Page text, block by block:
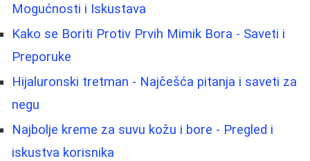
Mogućnosti i Iskustava
Kako se Boriti Protiv Prvih Mimik Bora - Saveti i
Preporuke
Hijaluronski tretman - Najčešća pitanja i saveti za
negu
Najbolje kreme za suvu kožu i bore - Pregled i
iskustva korisnika